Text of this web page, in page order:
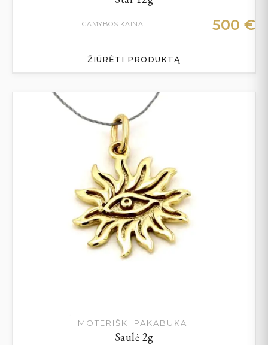
GAMYBOS KAINA 500 €
ŽIŪRĖTI PRODUKTĄ
MOTERIŠKI PAKABUKAI
Saulė 2g